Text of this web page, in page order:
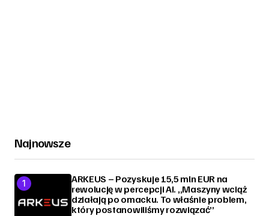
Najnowsze
ARKEUS – Pozyskuje 15,5 mln EUR na
rewolucję w percepcji AI. „Maszyny wciąż
działają po omacku. To właśnie problem,
który postanowiliśmy rozwiązać”